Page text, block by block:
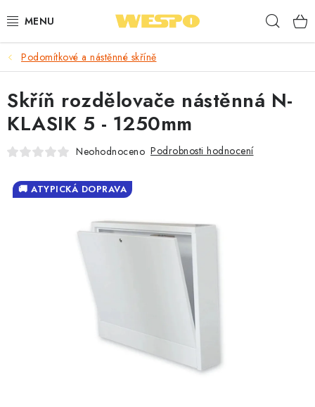
na
ARMATURY PRO TOPENÍ A VODU
TOPENÍ A OHŘEV VODY
TVAROVKY A TRUBKY
⭐ NEJLÉPE HODNOCENÉ
Podomítkové a nástěnné skříně
Skříň rozdělovače nástěnná N-
KLASIK 5 - 1250mm
Neohodnoceno Podrobnosti hodnocení
🚚 ATYPICKÁ DOPRAVA